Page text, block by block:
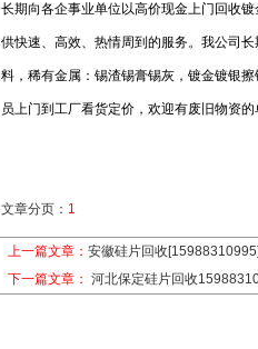
长期向各企事业单位以高价现金上门回收
供快速、高效、热情周到的服务。我公司
料，稀有金属：锡渣锡膏锡灰，镀金镀银
员上门到工厂看货定价，欢迎有废旧物资
文章分页： 1
上一篇文章： 安徽硅片回收[15988310995]
下一篇文章： 河北保定硅片回收